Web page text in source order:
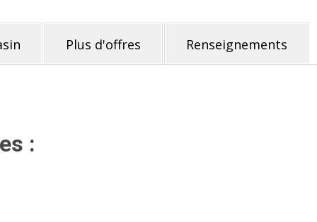
Plus d'offres Renseignements
: